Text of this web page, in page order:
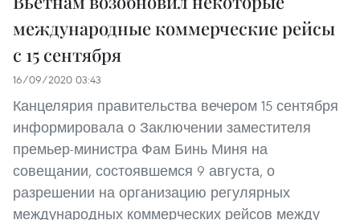
международные коммерческие рейсы
с 15 сентября
16/09/2020 03:43
Канцелярия правительства вечером 15 сентября
информировала о Заключении заместителя
премьер-министра Фам Бинь Миня на
совещании, состоявшемся 9 августа, о
разрешении на организацию регулярных
международных коммерческих рейсов между